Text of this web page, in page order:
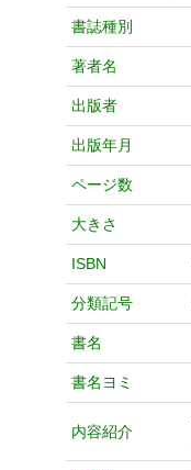
書誌種別
著者名
出版者
出版年月
ページ数
大きさ
ISBN
分類記号
書名
書名ヨミ
内容紹介